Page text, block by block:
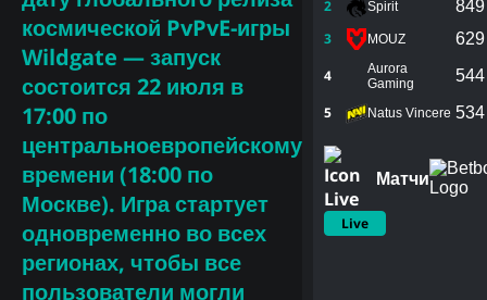
космической PvPvE-игры
Wildgate — запуск
состоится 22 июля в
17:00 по
центральноевропейскому
времени (18:00 по
Москве). Игра стартует
одновременно во всех
регионах, чтобы все
пользователи могли
2
Spirit
849
3
MOUZ
629
4
Aurora
Gaming
544
5
Natus Vincere 534
Матчи
Live